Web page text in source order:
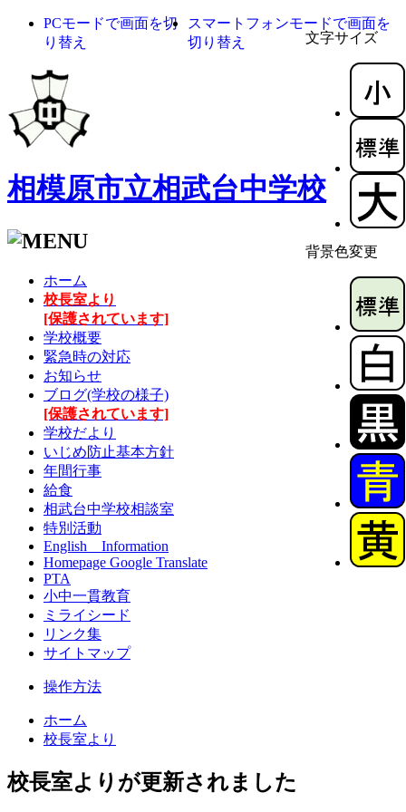
文字サイズ
背景色変更
PCモードで画面を切
り替え
スマートフォンモードで画面を
切り替え
相模原市立相武台中学校
ホーム
校長室より
[保護されています]
学校概要
緊急時の対応
お知らせ
ブログ(学校の様子)
[保護されています]
学校だより
いじめ防止基本方針
年間行事
給食
相武台中学校相談室
特別活動
English Information
Homepage Google Translate
PTA
小中一貫教育
ミライシード
リンク集
サイトマップ
操作方法
ホーム
校長室より
校長室よりが更新されました